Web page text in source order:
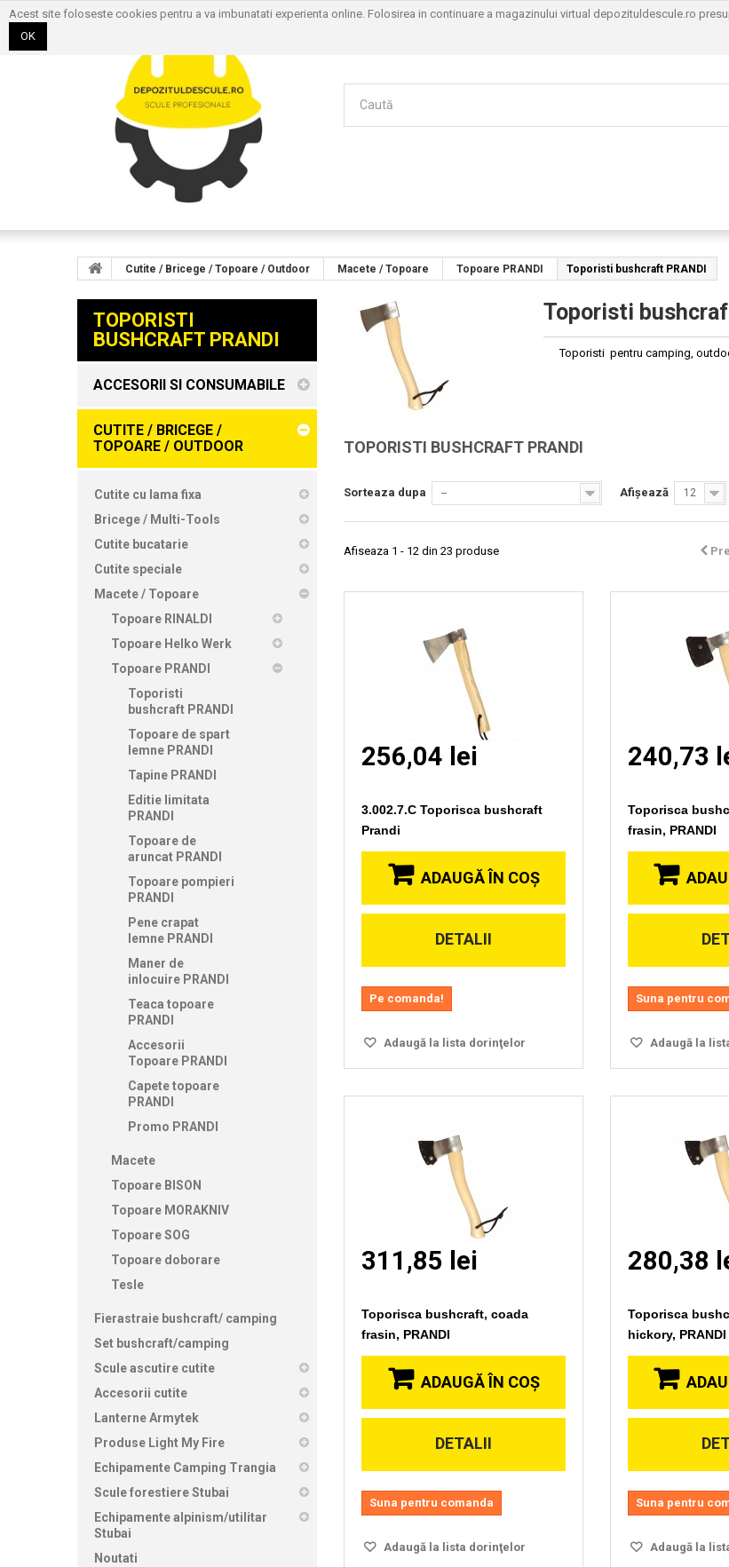
Cutite / Bricege / Topoare / Outdoor Macete / Topoare Topoare PRANDI Toporisti bushcraft PRANDI
TOPORISTI
BUSHCRAFT PRANDI
ACCESORII SI CONSUMABILE
CUTITE / BRICEGE /
TOPOARE / OUTDOOR
Cutite cu lama fixa
Bricege / Multi-Tools
Cutite bucatarie
Cutite speciale
Macete / Topoare
Topoare RINALDI
Topoare Helko Werk
Topoare PRANDI
Toporisti
bushcraft PRANDI
Topoare de spart
lemne PRANDI
Tapine PRANDI
Editie limitata
PRANDI
Topoare de
aruncat PRANDI
Topoare pompieri
PRANDI
Pene crapat
lemne PRANDI
Maner de
inlocuire PRANDI
Teaca topoare
PRANDI
Accesorii
Topoare PRANDI
Capete topoare
PRANDI
Promo PRANDI
Macete
Topoare BISON
Topoare MORAKNIV
Topoare SOG
Topoare doborare
Tesle
Fierastraie bushcraft/ camping
Set bushcraft/camping
Scule ascutire cutite
Accesorii cutite
Lanterne Armytek
Produse Light My Fire
Echipamente Camping Trangia
Scule forestiere Stubai
Echipamente alpinism/utilitar
Stubai
Noutati
Toporisti
Toporisti pentru camping,
TOPORISTI BUSHCRAFT PRANDI
Sorteaza dupa -- Afișează 12
Afiseaza 1 - 12 din 23 produse
Vizionare
256,04 lei
3.002.7.C Toporisca bushcraft
Prandi
ADAUGĂ ÎN COŞ
DETALII
Pe comanda!
Adaugă la lista dorinţelor
240,73
Toporisca
frasin, PRANDI
Suna pentru
Adaugă la
Vizionare
311,85 lei
Toporisca bushcraft, coada
frasin, PRANDI
ADAUGĂ ÎN COŞ
DETALII
Suna pentru comanda
Adaugă la lista dorinţelor
280,38
Toporisca
hickory, PRANDI
Suna pentru
Adaugă la
Vizionare
Acest site foloseste cookies pentru a va imbunatati experienta online. Folosirea in continuare a magazinului virtual depozituldescule.ro
OK